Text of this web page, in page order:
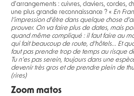
d’arrangements : cuivres, claviers, cordes,
une plus grande reconnaissance ? « En
l’impression d’être dans quelque chose
prouver. On va faire plus de dates, mais
quand même compliqué : il faut faire au
qui fait beaucoup de route, d’hôtels... Et
faut pas prendre trop de temps au risque
Tu n’es pas serein, toujours dans une
devenir très gros et de prendre plein de
(rires)
Zoom matos